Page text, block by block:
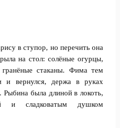
в ступор, но перечить она
на стол: солёные огурцы,
гранёные стаканы. Фима тем
и вернулся, держа в руках
Рыбина была длиной в локоть,
и сладковатым душком